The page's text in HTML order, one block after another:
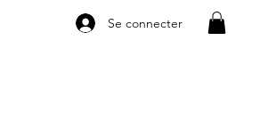
Se connecter